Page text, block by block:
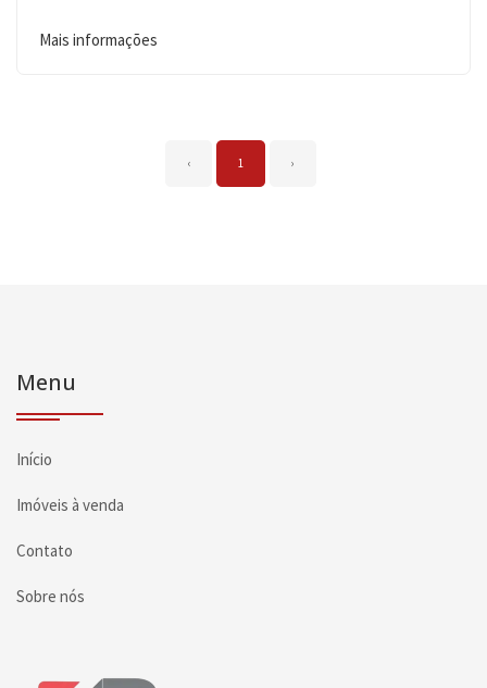
Mais informações
‹ 1 ›
Menu
Início
Imóveis à venda
Contato
Sobre nós